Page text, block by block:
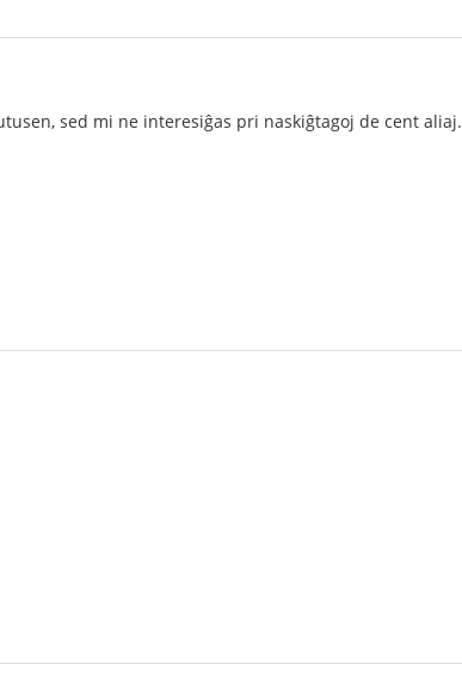
sed mi ne interesiĝas pri naskiĝtagoj de cent aliaj.